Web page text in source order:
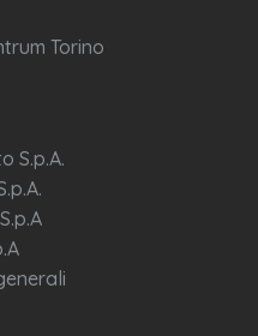
Torino
S.p.A.